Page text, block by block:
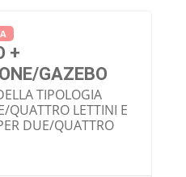
+
GAZEBO
TIPOLOGIA
QUATTRO LETTINI E
DUE/QUATTRO